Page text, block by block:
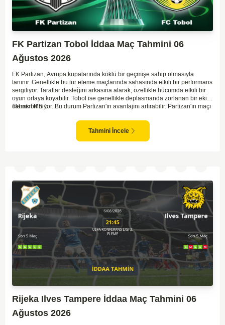
FK Partizan Tobol İddaa Maç Tahmini 06
Ağustos 2026
FK Partizan, Avrupa kupalarında köklü bir geçmişe sahip olmasıyla
tanınır. Genellikle bu tür eleme maçlarında sahasında etkili bir performans
sergiliyor. Taraftar desteğini arkasına alarak, özellikle hücumda etkili bir
oyun ortaya koyabilir. Tobol ise genellikle deplasmanda zorlanan bir ekip
olarak biliniyor. Bu durum Partizan'ın avantajını artırabilir. Partizan'ın maçı
Tahmin MS 1
Tahmini İncele
Rijeka Ilves Tampere İddaa Maç Tahmini 06
Ağustos 2026